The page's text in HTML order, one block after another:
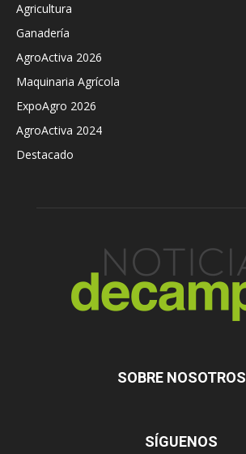
Agricultura
Ganadería
AgroActiva 2026
Maquinaria Agrícola
ExpoAgro 2026
AgroActiva 2024
Destacado
SOBRE NOSOTROS
SÍGUENOS